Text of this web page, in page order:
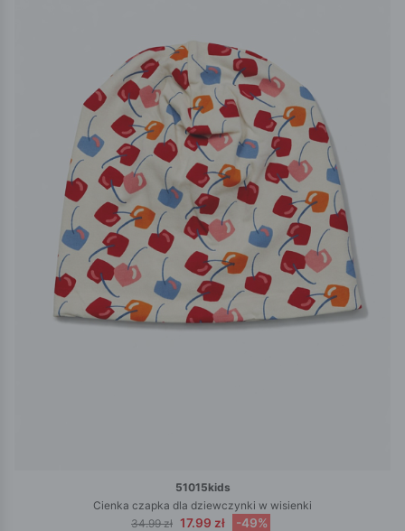
51015kids
Cienka czapka dla dziewczynki w wisienki
34.99 zł 17.99 zł -49%